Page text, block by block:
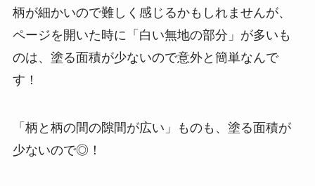
柄が細かいので難しく感じるかもしれませんが、
ページを開いた時に「白い無地の部分」が多いも
のは、塗る面積が少ないので意外と簡単なんで
す！
「柄と柄の間の隙間が広い」ものも、塗る面積が
少ないので◎！